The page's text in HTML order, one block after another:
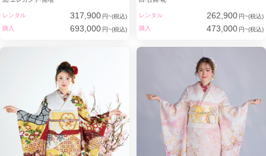
わたしたちTAKAZENの振袖で、
お客さまが一番輝き、
かわいらしさを纏ってほしい。
その親御さまの想いにも寄り添って、
見えない部分にまで
心を込め丁寧な所作を大切にしています。
レンタル 317,900 円~(税込)
購入
693,000 円~(税込)
レンタル 262,900 円~(税込)
購入
473,000 円~(税込)